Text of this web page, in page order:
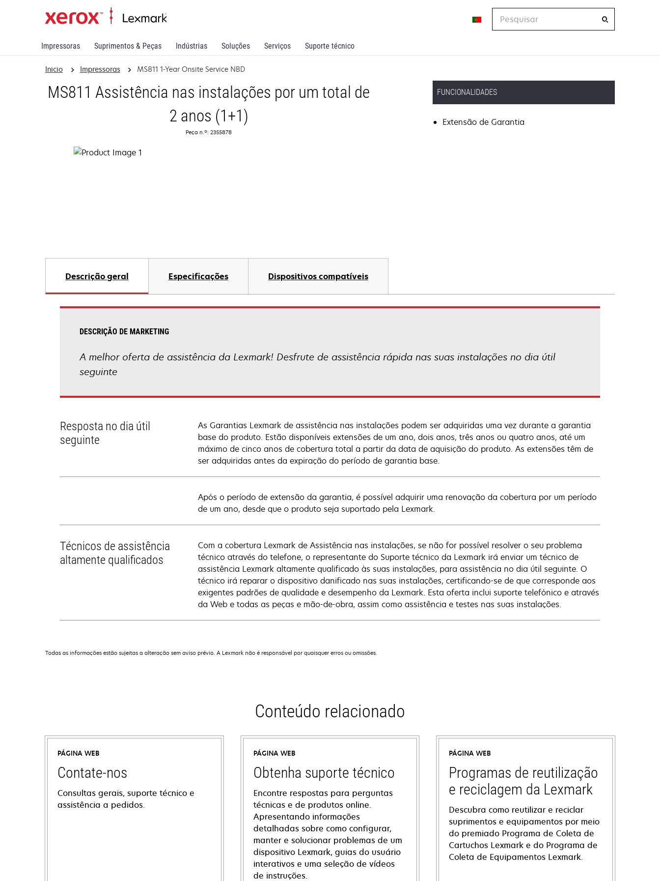
Impressoras Suprimentos & Peças Indústrias Soluções Serviços Suporte técnico
Inicio Impressoras MS811 1-Year Onsite Service NBD
MS811 Assistência nas instalações por um total de
2 anos (1+1)
Peça n.º: 2355878
FUNCIONALIDADES
Extensão de Garantia
Descrição geral Especificações Dispositivos compatíveis
DESCRIÇÃO DE MARKETING
A melhor oferta de assistência da Lexmark! Desfrute de assistência rápida nas suas instalações no dia útil
seguinte
Resposta no dia útil
seguinte
As Garantias Lexmark de assistência nas instalações podem ser adquiridas uma vez durante a garantia
base do produto. Estão disponíveis extensões de um ano, dois anos, três anos ou quatro anos, até um
máximo de cinco anos de cobertura total a partir da data de aquisição do produto. As extensões têm de
ser adquiridas antes da expiração do período de garantia base.
Após o período de extensão da garantia, é possível adquirir uma renovação da cobertura por um período
de um ano, desde que o produto seja suportado pela Lexmark.
Técnicos de assistência
altamente qualificados
Com a cobertura Lexmark de Assistência nas instalações, se não for possível resolver o seu problema
técnico através do telefone, o representante do Suporte técnico da Lexmark irá enviar um técnico de
assistência Lexmark altamente qualificado às suas instalações, para assistência no dia útil seguinte. O
técnico irá reparar o dispositivo danificado nas suas instalações, certificando-se de que corresponde aos
exigentes padrões de qualidade e desempenho da Lexmark. Esta oferta inclui suporte telefónico e através
da Web e todas as peças e mão-de-obra, assim como assistência e testes nas suas instalações.
Todas as informações estão sujeitas a alteração sem aviso prévio. A Lexmark não é responsável por quaisquer erros ou omissões.
Conteúdo relacionado
PÁGINA WEB
Contate-nos
Consultas gerais, suporte técnico e
assistência a pedidos.
PÁGINA WEB
Obtenha suporte técnico
Encontre respostas para perguntas
técnicas e de produtos online.
Apresentando informações
detalhadas sobre como configurar,
manter e solucionar problemas de um
dispositivo Lexmark, guias do usuário
interativos e uma seleção de vídeos
de instruções.
PÁGINA WEB
Programas de reutilização
e reciclagem da Lexmark
Descubra como reutilizar e reciclar
suprimentos e equipamentos por meio
do premiado Programa de Coleta de
Cartuchos Lexmark e do Programa de
Coleta de Equipamentos Lexmark.